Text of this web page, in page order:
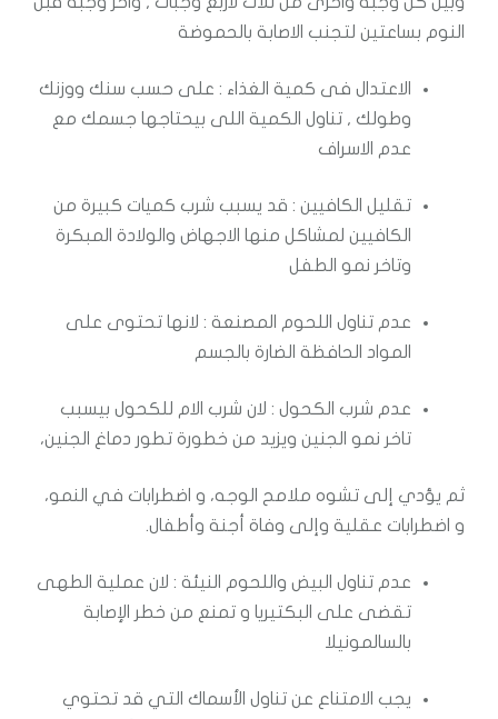
النوم بساعتين لتجنب الاصابة بالحموضة
الاعتدال فى كمية الغذاء : على حسب سنك ووزنك
وطولك , تناول الكمية اللى بيحتاجها جسمك مع
عدم الاسراف
تقليل الكافيين : قد يسبب شرب كميات كبيرة من
الكافيين لمشاكل منها الاجهاض والولادة المبكرة
وتاخر نمو الطفل
عدم تناول اللحوم المصنعة : لانها تحتوى على
المواد الحافظة الضارة بالجسم
عدم شرب الكحول : لان شرب الام للكحول بيسبب
تاخر نمو الجنين ويزيد من خطورة تطور دماغ الجنين،
ثم يؤدي إلى تشوه ملامح الوجه، و اضطرابات في النمو،
و اضطرابات عقلية وإلى وفاة أجنة وأطفال.
عدم تناول البيض واللحوم النيئة : لان عملية الطهى
تقضى على البكتيريا و تمنع من خطر الإصابة
بالسالمونيلا
يجب الامتناع عن تناول الأسماك التي قد تحتوي